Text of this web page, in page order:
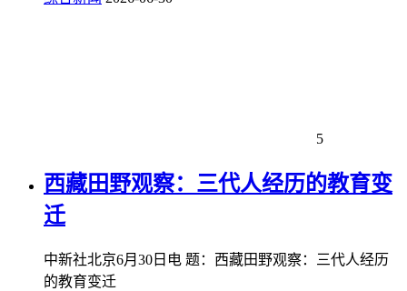
5
西藏田野观察：三代人经历的教育变
迁
中新社北京6月30日电 题：西藏田野观察：三代人经历
的教育变迁